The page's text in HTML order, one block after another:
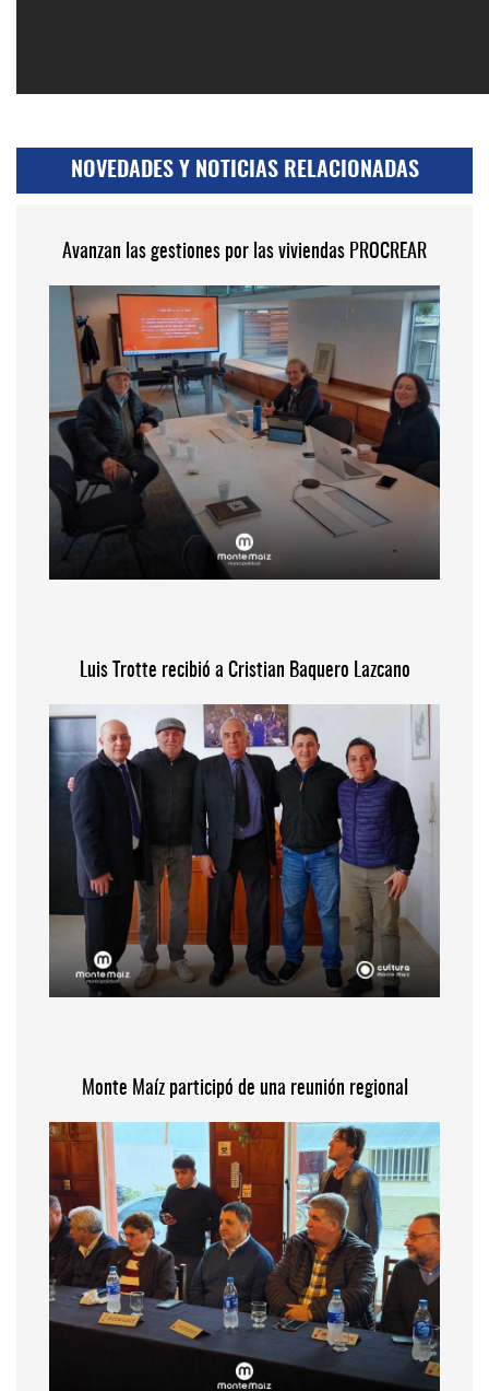
NOVEDADES Y NOTICIAS RELACIONADAS
Avanzan las gestiones por las viviendas PROCREAR
Luis Trotte recibió a Cristian Baquero Lazcano
Monte Maíz participó de una reunión regional